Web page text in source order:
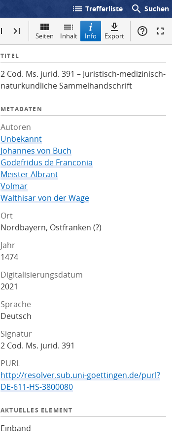
list Trefferliste search Suchen
Seiten Inhalt Info Export
I
f
o
TITEL
2 Cod. Ms. jurid. 391 – Juristisch-medizinisch-
naturkundliche Sammelhandschrift
METADATEN
Autoren
Unbekannt
Johannes von Buch
Godefridus de Franconia
Meister Albrant
Volmar
Walthisar von der Wage
Ort
Nordbayern, Ostfranken (?)
Jahr
1474
Digitalisierungsdatum
2021
Sprache
Deutsch
Signatur
2 Cod. Ms. jurid. 391
PURL
http://resolver.sub.uni-goettingen.de/purl?
DE-611-HS-3800080
AKTUELLES ELEMENT
Einband